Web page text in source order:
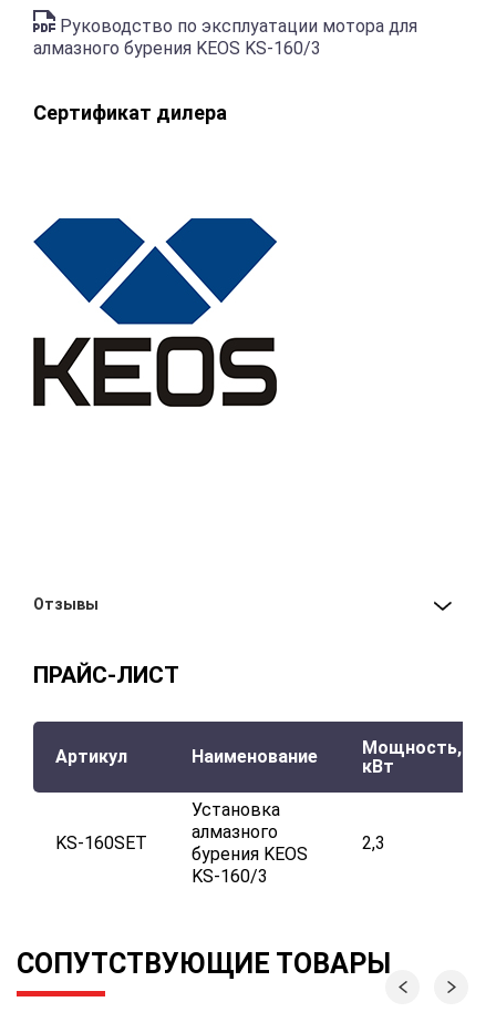
Руководство по эксплуатации мотора для
алмазного бурения KEOS KS-160/3
Сертификат дилера
Отзывы
ПРАЙС-ЛИСТ
Артикул Наименование
Мощность,
кВт
KS-160SET
Установка
алмазного
бурения KEOS
KS-160/3
2,3
СОПУТСТВУЮЩИЕ ТОВАРЫ